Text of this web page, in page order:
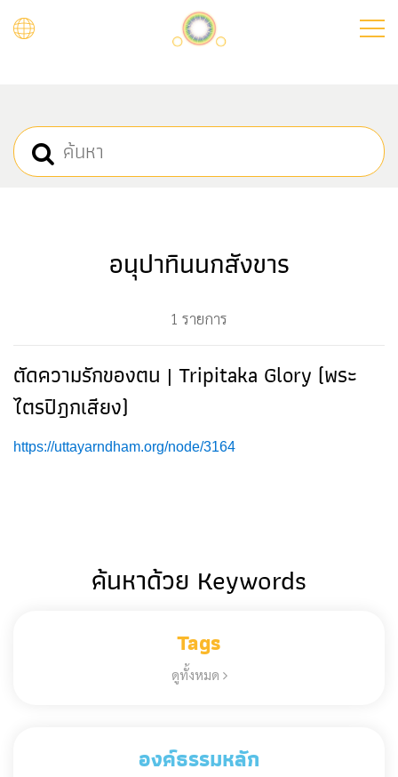
อนุปาทินนกสังขาร
1 รายการ
ตัดความรักของตน | Tripitaka Glory (พระ
ไตรปิฎกเสียง)
https://uttayarndham.org/node/3164
ค้นหาด้วย Keywords
Tags
ดูทั้งหมด
องค์ธรรมหลัก